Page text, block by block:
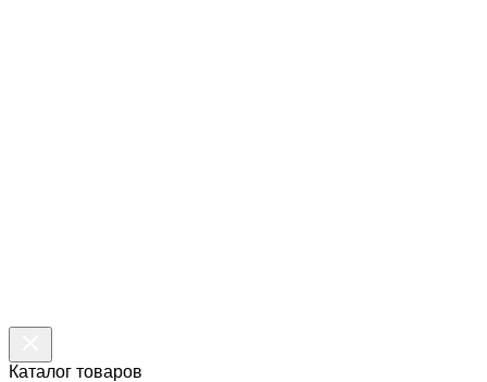
Каталог товаров